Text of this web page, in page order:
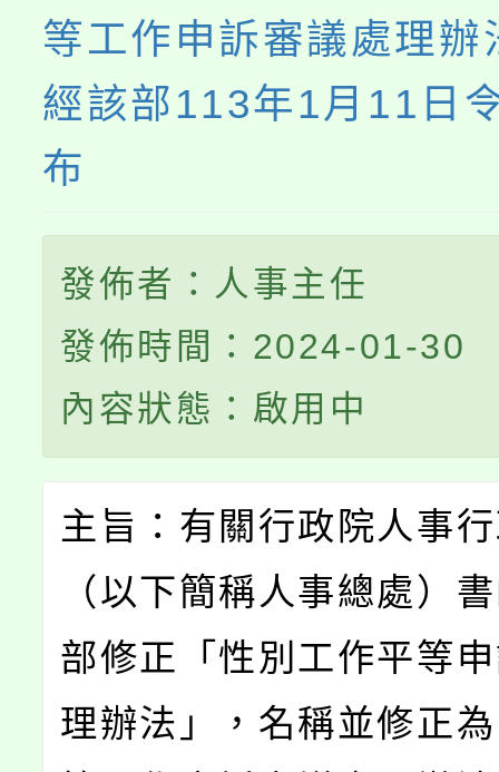
等工作申訴審議處理辦
經該部113年1月11日
布
發佈者：人事主任
發佈時間：2024-01-30
內容狀態：啟用中
主旨：有關行政院人事
（以下簡稱人事總處）
部修正「性別工作平等
理辦法」，名稱並修正